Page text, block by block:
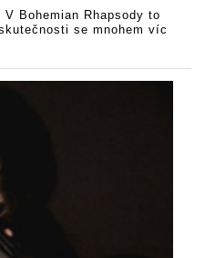
V Bohemian Rhapsody to
se mnohem víc